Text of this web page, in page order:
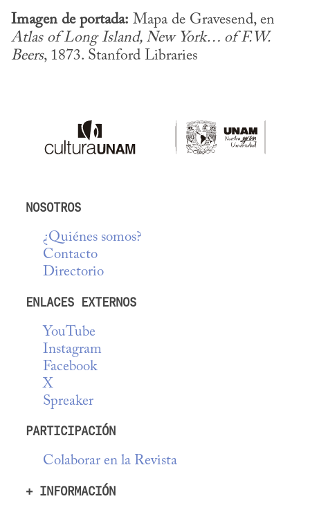
Imagen de portada:
Atlas of Long Island, New York… of F.W.
Beers, 1873. Stanford Libraries
NOSOTROS
¿Quiénes somos?
Contacto
Directorio
ENLACES EXTERNOS
YouTube
Instagram
Facebook
X
Spreaker
PARTICIPACIÓN
Colaborar en la Revista
+ INFORMACIÓN